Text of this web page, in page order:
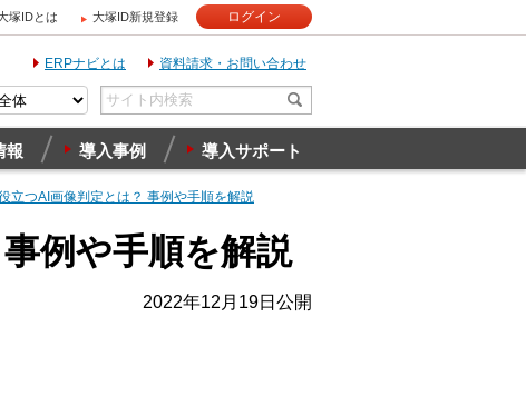
塚IDとは 大塚ID新規登録 ログイン
ERPナビとは 資料請求・お問い合わせ
報 導入事例 導入サポート
立つAI画像判定とは？ 事例や手順を解説
例や手順を解説
2022年12月19日公開